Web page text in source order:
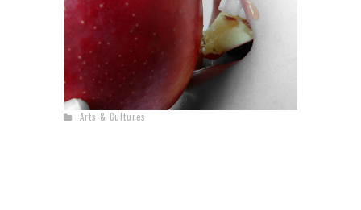
Jérôme Dorkel X EnModeFashion 3/3
En Mode Fashion
4 février 2009
Arts & Cultures